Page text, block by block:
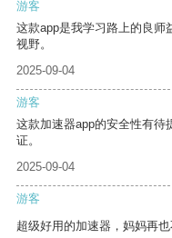
游客
这款app是我学习路上的良师
视野。
2025-09-04
游客
这款加速器app的安全性有待
证。
2025-09-04
游客
超级好用的加速器，妈妈再